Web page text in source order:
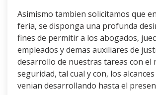
Asimismo tambien solicitamos que
feria, se disponga una profunda
fines de permitir a los abogados,
empleados y demas auxiliares de
desarrollo de nuestras tareas con el
seguridad, tal cual y con, los
venian desarrollando hasta el